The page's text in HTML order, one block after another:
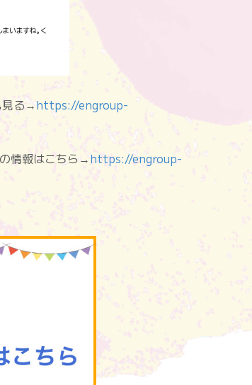
見る→https://engroup-
情報はこちら→https://engroup-